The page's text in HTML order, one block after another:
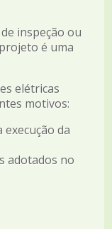
inspeção ou
é uma
elétricas
motivos:
execução da
adotados no